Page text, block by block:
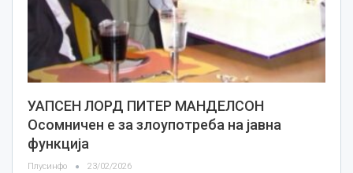
УАПСЕН ЛОРД ПИТЕР МАНДЕЛСОН
Осомничен е за злоупотреба на јавна
функција
Плусинфо 23/02/2026